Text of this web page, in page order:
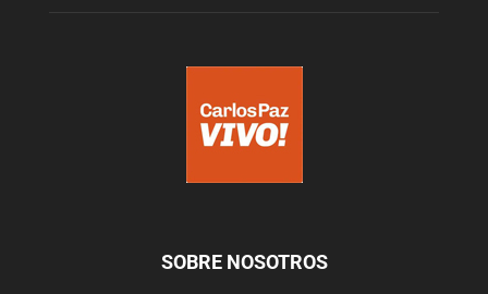
SOBRE NOSOTROS